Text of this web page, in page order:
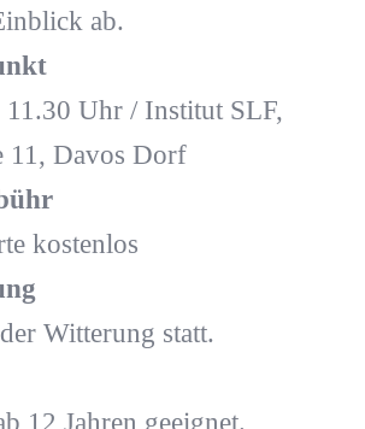
ab.
Uhr / Institut SLF,
11, Davos Dorf
kostenlos
Witterung statt.
12 Jahren geeignet.